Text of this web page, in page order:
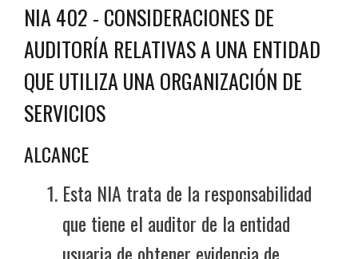
NIA 402 - CONSIDERACIONES DE
AUDITORÍA RELATIVAS A UNA ENTIDAD
QUE UTILIZA UNA ORGANIZACIÓN DE
SERVICIOS
ALCANCE
Esta NIA trata de la responsabilidad
que tiene el auditor de la entidad
usuaria de obtener evidencia de